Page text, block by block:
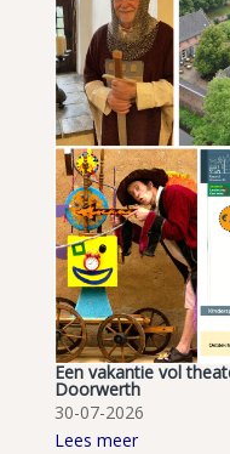
Een vakantie vol
Doorwerth
30-07-2026
Lees meer